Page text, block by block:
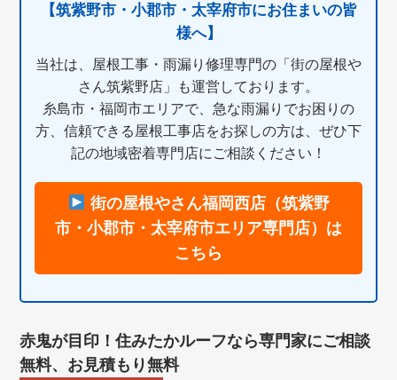
【筑紫野市・小郡市・太宰府市にお住まいの皆
様へ】
当社は、屋根工事・雨漏り修理専門の「街の屋根や
さん筑紫野店」も運営しております。
糸島市・福岡市エリアで、急な雨漏りでお困りの
方、信頼できる屋根工事店をお探しの方は、ぜひ下
記の地域密着専門店にご相談ください！
街の屋根やさん福岡西店（筑紫野
市・小郡市・太宰府市エリア専門店）は
こちら
赤鬼が目印！住みたかルーフなら専門家にご相談
無料、お見積もり無料